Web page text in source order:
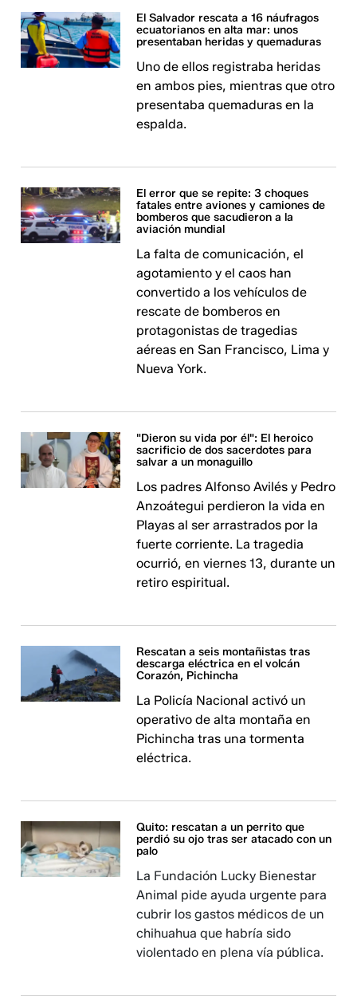
El Salvador rescata a 16 náufragos
ecuatorianos en alta mar: unos
presentaban heridas y quemaduras
Uno de ellos registraba heridas
en ambos pies, mientras que otro
presentaba quemaduras en la
espalda.
El error que se repite: 3 choques
fatales entre aviones y camiones de
bomberos que sacudieron a la
aviación mundial
La falta de comunicación, el
agotamiento y el caos han
convertido a los vehículos de
rescate de bomberos en
protagonistas de tragedias
aéreas en San Francisco, Lima y
Nueva York.
"Dieron su vida por él": El heroico
sacrificio de dos sacerdotes para
salvar a un monaguillo
Los padres Alfonso Avilés y Pedro
Anzoátegui perdieron la vida en
Playas al ser arrastrados por la
fuerte corriente. La tragedia
ocurrió, en viernes 13, durante un
retiro espiritual.
Rescatan a seis montañistas tras
descarga eléctrica en el volcán
Corazón, Pichincha
La Policía Nacional activó un
operativo de alta montaña en
Pichincha tras una tormenta
eléctrica.
Quito: rescatan a un perrito que
perdió su ojo tras ser atacado con un
palo
La Fundación Lucky Bienestar
Animal pide ayuda urgente para
cubrir los gastos médicos de un
chihuahua que habría sido
violentado en plena vía pública.